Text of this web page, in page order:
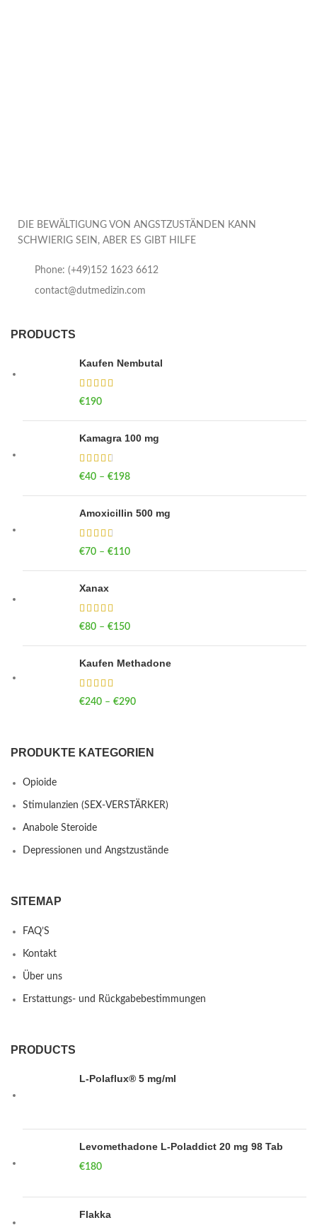
DIE BEWÄLTIGUNG VON ANGSTZUSTÄNDEN KANN
SCHWIERIG SEIN, ABER ES GIBT HILFE
Phone: (+49)152 1623 6612
contact@dutmedizin.com
PRODUCTS
Kaufen Nembutal
€190
Kamagra 100 mg
€40 – €198
Amoxicillin 500 mg
€70 – €110
Xanax
€80 – €150
Kaufen Methadone
€240 – €290
PRODUKTE KATEGORIEN
Opioide
Stimulanzien (SEX-VERSTÄRKER)
Anabole Steroide
Depressionen und Angstzustände
SITEMAP
FAQ’S
Kontakt
Über uns
Erstattungs- und Rückgabebestimmungen
PRODUCTS
L-Polaflux® 5 mg/ml
Levomethadone L-Poladdict 20 mg 98 Tab
€180
Flakka